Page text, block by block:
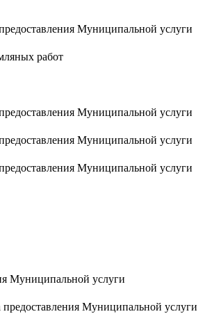
Муниципальной услуги
работ
Муниципальной услуги
Муниципальной услуги
Муниципальной услуги
Муниципальной услуги
Муниципальной услуги